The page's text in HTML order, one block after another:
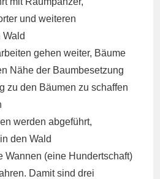
und weiteren
Wald
gehen weiter, Bäume
Nähe der Baumbesetzung
zu den Bäumen zu schaffen
werden abgeführt,
den Wald
Wannen (eine Hundertschaft)
Damit sind drei